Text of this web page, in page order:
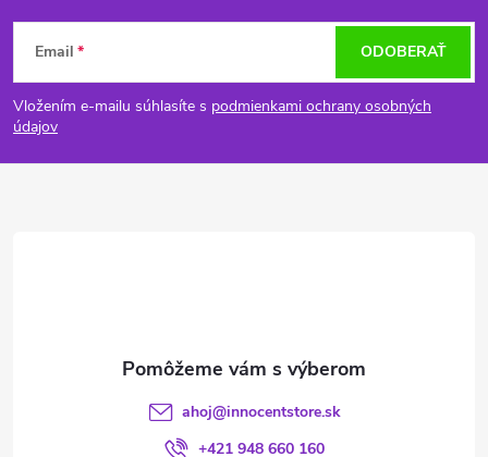
Z
á
p
Email
Vložením e-mailu súhlasíte s podmienkami ochrany osobných
údajov
ODOBERAŤ
ahoj@innocentstore.sk
+421 948 660 160